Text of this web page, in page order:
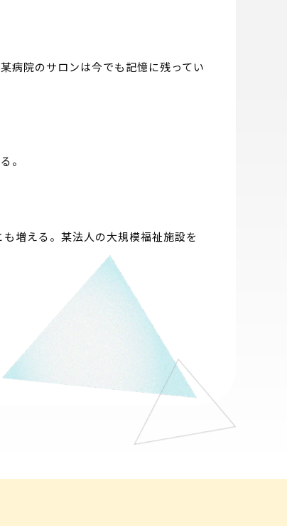
病院のサロンは今でも記憶に残ってい
。
増える。某法人の大規模福祉施設を